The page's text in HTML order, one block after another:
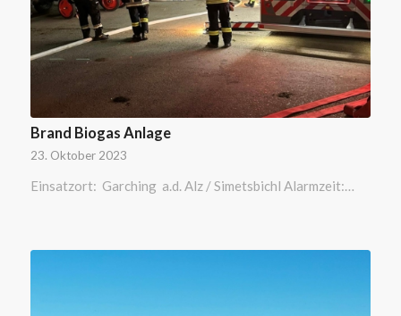
Brand Biogas Anlage
23. Oktober 2023
Einsatzort: Garching a.d. Alz / Simetsbichl Alarmzeit:…